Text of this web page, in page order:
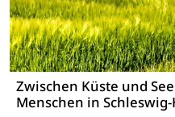
Zwischen Küste und
Menschen in